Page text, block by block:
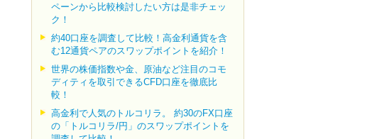
ペーンから比較検討したい方は是非チェッ
ク！
約40口座を調査して比較！高金利通貨を含
む12通貨ペアのスワップポイントを紹介！
世界の株価指数や金、原油など注目のコモ
ディティを取引できるCFD口座を徹底比
較！
高金利で人気のトルコリラ。 約30のFX口座
の「トルコリラ/円」のスワップポイントを